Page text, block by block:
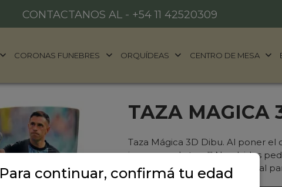
CONTACTANOS AL - +54 11 42520309
CORONAS FUNEBRES ORQUÍDEAS CENTRO DE MESA
TAZA MAGICA
Taza Mágica 3D Dibu. Al poner el
imagen en la taza!!! No olvides
lavavajillas y lavar a mano. Ideal
Para continuar, confirmá tu edad